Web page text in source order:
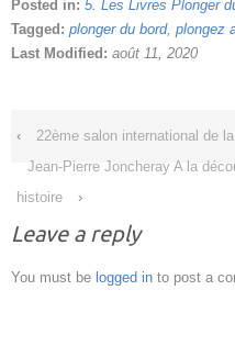
Posted in: 5. Les Livres Plonger
Tagged: plonger du bord, plongez
Last Modified: août 11, 2020
‹
22ème salon international de
Jean-Pierre Joncheray A la
histoire
›
Leave a reply
You must be logged in to post a